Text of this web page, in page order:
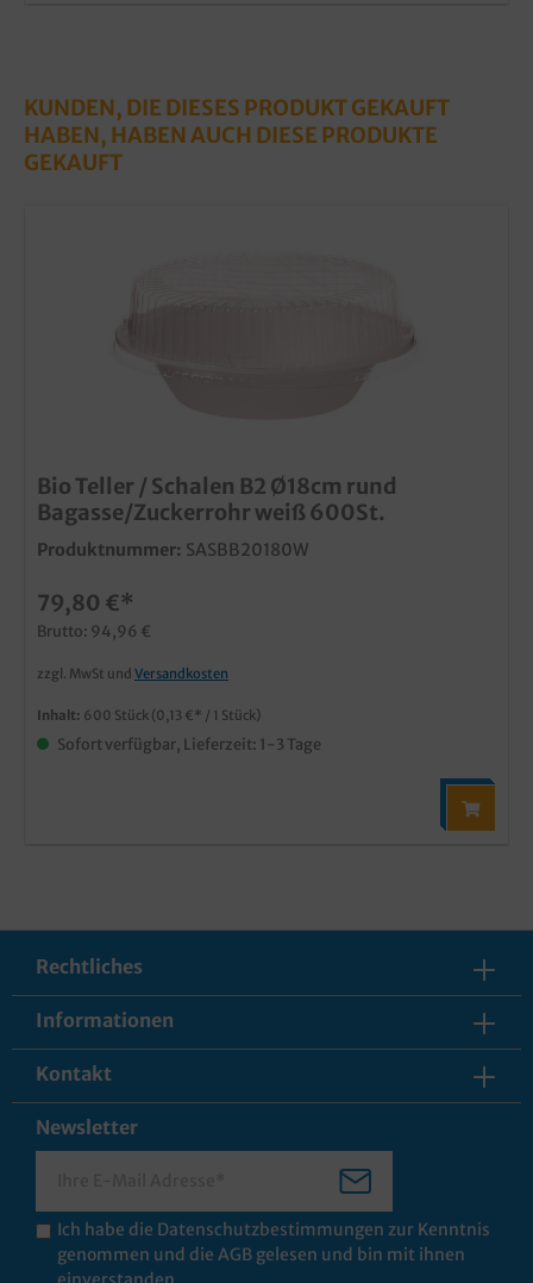
KUNDEN, DIE DIESES PRODUKT GEKAUFT
HABEN, HABEN AUCH DIESE PRODUKTE
GEKAUFT
Bio Teller / Schalen B2 Ø18cm rund
Bagasse/Zuckerrohr weiß 600St.
Produktnummer: SASBB20180W
79,80 €*
Brutto: 94,96 €
zzgl. MwSt und Versandkosten
Inhalt: 600 Stück (0,13 €* / 1 Stück)
Sofort verfügbar, Lieferzeit: 1-3 Tage
Rechtliches
Informationen
Kontakt
Newsletter
Ich habe die Datenschutzbestimmungen zur Kenntnis
genommen und die AGB gelesen und bin mit ihnen